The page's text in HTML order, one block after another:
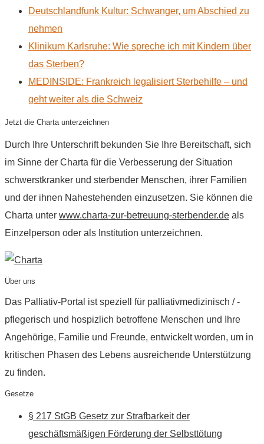
Deutschlandfunk Kultur: Schwanger, um Abschied zu
nehmen
Klinikum Karlsruhe: Wie spreche ich mit Kindern über
das Sterben?
MEDINSIDE: Frankreich legalisiert Sterbehilfe – und
geht weiter als die Schweiz
Jetzt die Charta unterzeichnen
Durch Ihre Unterschrift bekunden Sie Ihre Bereitschaft, sich
im Sinne der Charta für die Verbesserung der Situation
schwerstkranker und sterbender Menschen, ihrer Familien
und der ihnen Nahestehenden einzusetzen. Sie können die
Charta unter www.charta-zur-betreuung-sterbender.de als
Einzelperson oder als Institution unterzeichnen.
Über uns
Das Palliativ-Portal ist speziell für palliativmedizinisch / -
pflegerisch und hospizlich betroffene Menschen und Ihre
Angehörige, Familie und Freunde, entwickelt worden, um in
kritischen Phasen des Lebens ausreichende Unterstützung
zu finden.
Gesetze
§ 217 StGB Gesetz zur Strafbarkeit der
geschäftsmäßigen Förderung der Selbsttötung